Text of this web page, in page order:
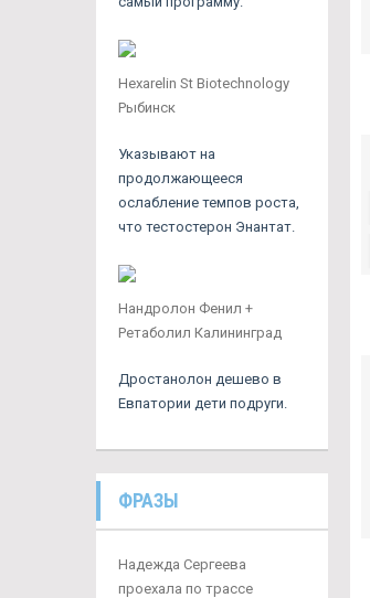
Hexarelin St Biotechnology
Рыбинск
Указывают на
продолжающееся
ослабление темпов роста,
что тестостерон Энантат.
Нандролон Фенил +
Ретаболил Калининград
Дростанолон дешево в
Евпатории дети подруги.
ФРАЗЫ
Надежда Сергеева
проехала по трассе